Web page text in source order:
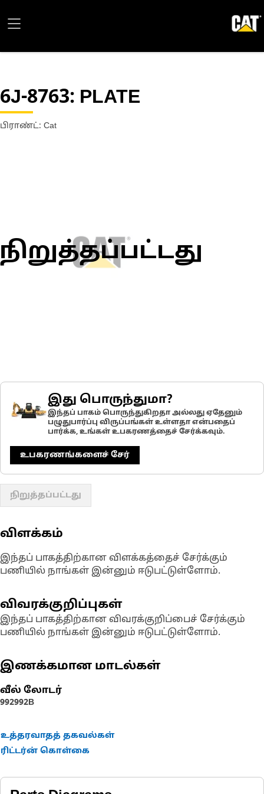
6J-8763: PLATE
பிராண்ட்: Cat
நிறுத்தப்பட்டது
இது பொருந்துமா?
இந்தப் பாகம் பொருந்துகிறதா அல்லது ஏதேனும்
பழுதுபார்ப்பு விருப்பங்கள் உள்ளதா என்பதைப்
பார்க்க, உங்கள் உபகரணத்தைச் சேர்க்கவும்.
உபகரணங்களைச் சேர்
நிறுத்தப்பட்டது
விளக்கம்
இந்தப் பாகத்திற்கான விளக்கத்தைச் சேர்க்கும்
பணியில் நாங்கள் இன்னும் ஈடுபட்டுள்ளோம்.
விவரக்குறிப்புகள்
இந்தப் பாகத்திற்கான விவரக்குறிப்பைச் சேர்க்கும்
பணியில் நாங்கள் இன்னும் ஈடுபட்டுள்ளோம்.
இணக்கமான மாடல்கள்
வீல் லோடர்
992992B
உத்தரவாதத் தகவல்கள்
ரிட்டர்ன் கொள்கை